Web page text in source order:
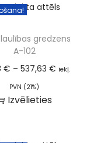
gredzens
A-102
€ – 537,63 € iekļ.
PVN (21%)
Izvēlieties